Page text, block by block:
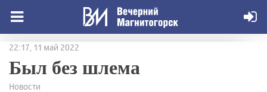
22:17, 11 май 2022
Был без шлема
Новости